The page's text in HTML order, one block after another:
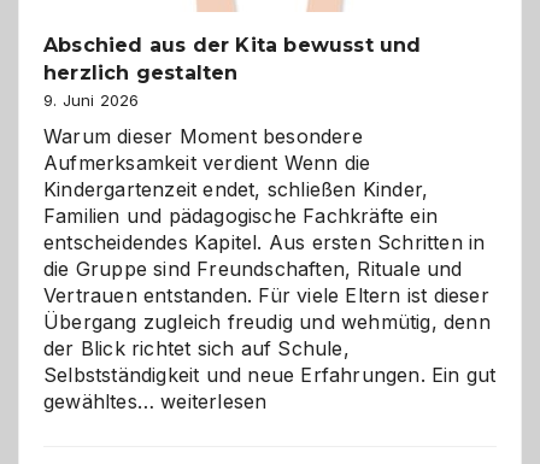
Abschied aus der Kita bewusst und
herzlich gestalten
9. Juni 2026
Warum dieser Moment besondere
Aufmerksamkeit verdient Wenn die
Kindergartenzeit endet, schließen Kinder,
Familien und pädagogische Fachkräfte ein
entscheidendes Kapitel. Aus ersten Schritten in
die Gruppe sind Freundschaften, Rituale und
Vertrauen entstanden. Für viele Eltern ist dieser
Übergang zugleich freudig und wehmütig, denn
der Blick richtet sich auf Schule,
Selbstständigkeit und neue Erfahrungen. Ein gut
gewähltes…Abschied
weiterlesen